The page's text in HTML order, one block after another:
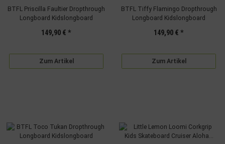
BTFL Priscilla Faultier Dropthrough
Longboard Kidslongboard
149,90 € *
Zum Artikel
BTFL Tiffy Flamingo Dropthrough
Longboard Kidslongboard
149,90 € *
Zum Artikel